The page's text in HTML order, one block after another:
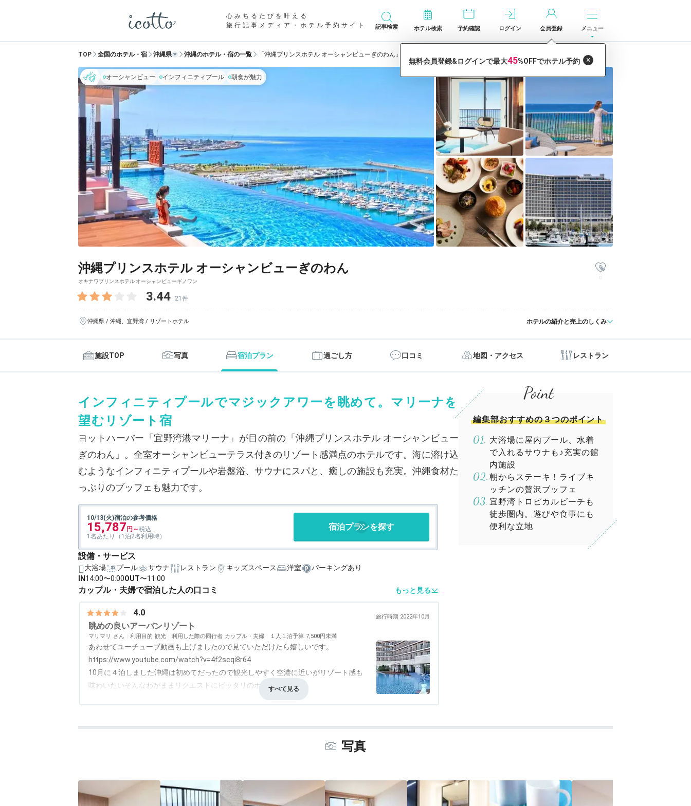
心みちるたびを叶える
旅行記事メディア・ホテル予約サイト
記事検索 ホテル検索 予約確認 ログイン 会員登録 メニュー
TOP 全国のホテル・宿 沖縄県 沖縄のホテル・宿の一覧 「沖縄プリンスホテル オーシャンビューぎのわん」の宿泊予約
オーシャンビュー インフィニティプール 朝食が魅力
沖縄プリンスホテル オーシャンビューぎのわん
オキナワプリンスホテル オーシャンビューギノワン
3.44 21件
沖縄県 / 沖縄、宜野湾 / リゾートホテル ホテルの紹介と売上のしくみ
施設TOP 写真 宿泊プラン 過ごし方 口コミ 地図・アクセス レストラン
インフィニティプールでマジックアワーを眺めて。マリーナを
望むリゾート宿
ヨットハーバー「宜野湾港マリーナ」が目の前の「沖縄プリンスホテル オーシャンビュー
ぎのわん」。全室オーシャンビューテラス付きのリゾート感満点のホテルです。海に溶け込
むようなインフィニティプールや岩盤浴、サウナにスパと、癒しの施設も充実。沖縄食材た
っぷりのブッフェも魅力です。
10/13(火)宿泊の参考価格
15,787
1名あたり（1泊2名利用時）
宿泊プランを探す
設備・サービス
大浴場 プール サウナ レストラン キッズスペース 洋室
パーキングあり
IN 14:00〜0:00OUT〜11:00
カップル・夫婦で宿泊した人の口コミ もっと見る
4.0 旅行時期 2022年10月
眺めの良いアーバンリゾート
マリマリ 利用目的 観光 利用した際の同行者 カップル・夫婦 １人１泊予算 7,500円未満
あわせてユーチューブ動画も上げましたので見ていただけたら嬉しいです。
https://www.youtube.com/watch?v=4f2scqi8r64
10月に４泊しました沖縄は初めてだったので観光しやすく空港に近いがリゾート感も
味わいたいそんなわがままリクエストにピッタリのホテルでした。
全室オーシャンビューベランダは独立してるので隣とこんにちわとならない居心地の
レストランは一ヶ所だけでそれは実に残念ポイント。連泊して落ち着いた雰囲気のバ
い食事も今一つ落ち着きません。
売店は8時にしまってしまい自販機にはビールも無しですので部屋で飲みたい方は準備
4.0 バリアフリー5.0
編集部おすすめの３つのポイント
大浴場に屋内プール、水着
で入れるサウナも♪充実の館
内施設
朝からステーキ！ライブキ
ッチンの贅沢ブッフェ
宜野湾トロピカルビーチも
徒歩圏内。遊びや食事にも
便利な立地
写真